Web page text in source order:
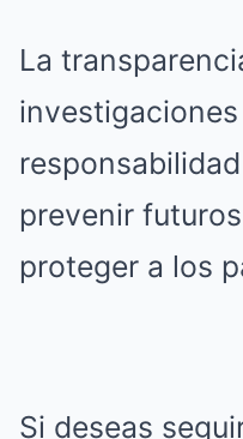
La
investigaciones
prevenir
proteger a los
Si deseas